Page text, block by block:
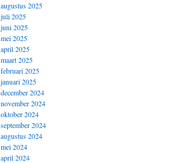
augustus 2025
juli 2025
juni 2025
mei 2025
april 2025
maart 2025
februari 2025
januari 2025
december 2024
november 2024
oktober 2024
september 2024
augustus 2024
mei 2024
april 2024